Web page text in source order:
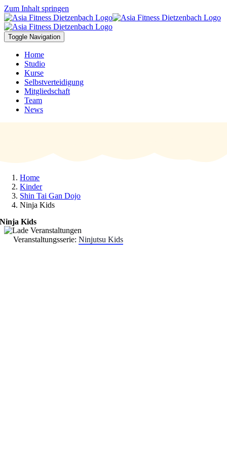
Zum Inhalt springen
Toggle Navigation
Home
Studio
Kurse
Selbstverteidigung
Mitgliedschaft
Team
News
Home
Kinder
Shin Tai Gan Dojo
Ninja Kids
Ninja Kids
Veranstaltungsserie: Ninjutsu Kids